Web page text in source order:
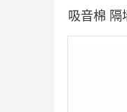
吸音棉 隔